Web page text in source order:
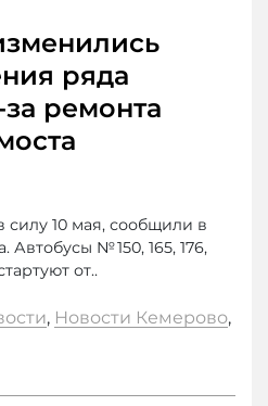
ряда
ремонта
10 мая, сообщили в
№ 150, 165, 176,
от..
, Новости Кемерово,